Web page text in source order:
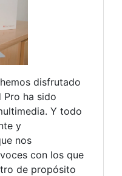
disfrutado
Pro ha sido
Y todo
y
nos
con los que
de propósito